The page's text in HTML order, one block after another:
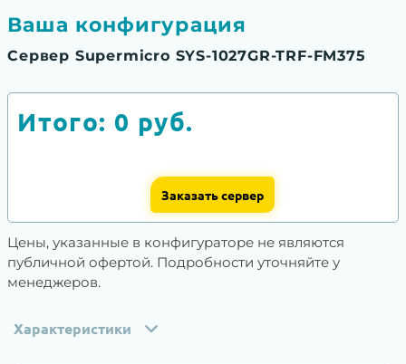
Ваша конфигурация
Сервер Supermicro SYS-1027GR-TRF-FM375
Итого: 0 руб.
Заказать сервер
Цены, указанные в конфигураторе не являются
публичной офертой. Подробности уточняйте у
менеджеров.
Характеристики